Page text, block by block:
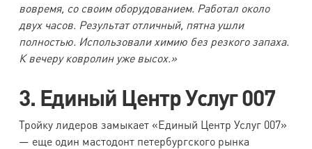
вовремя, со своим оборудованием. Работал около
двух часов. Результат отличный, пятна ушли
полностью. Использовали химию без резкого запаха.
К вечеру ковролин уже высох.»
3. Единый Центр Услуг 007
Тройку лидеров замыкает «Единый Центр Услуг 007»
— еще один мастодонт петербургского рынка